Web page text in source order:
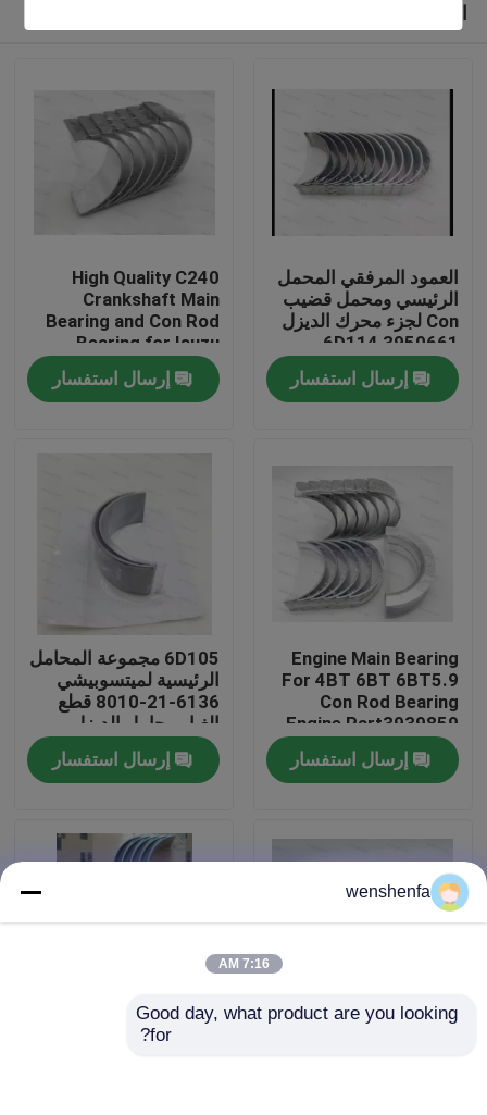
المنتجات
فيديوهات
حولنا
جولة في المصنع
اتصل بنا
المنتجات الموصى بها
العمود المرفقي المحمل
الرئيسي ومحمل قضيب
Con لجزء محرك الديزل
6D114 3950661
3945918
إرسال استفسار
High Quality C240
Crankshaft Main
Bearing and Con Rod
Bearing for Isuzu
Motor Diesel Engine
Part
إرسال استفسار
Engine Main Bearing
For 4BT 6BT 6BT5.9
Con Rod Bearing
Engine Part3939859
3802070
إرسال استفسار
6D105 مجموعة المحامل
الرئيسية لميتسوبيشي
6136-21-8010 قطع
الغيار محامل الديزل
إرسال استفسار
قطع غيار محرك
wenshenfa
7:16 AM
Good day, what product are you looking
for?